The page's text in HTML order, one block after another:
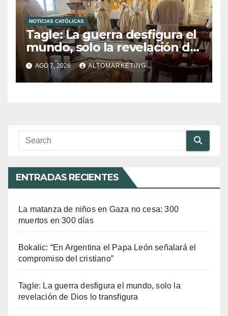
NOTICIAS CATÓLICAS
Tagle: La guerra desfigura el
mundo, solo la revelación de
Dios lo transfigura
AGO 7, 2026 ALTOMARKETING
ENTRADAS RECIENTES
La matanza de niños en Gaza no cesa: 300
muertos en 300 días
Bokalic: “En Argentina el Papa León señalará el
compromiso del cristiano”
Tagle: La guerra desfigura el mundo, solo la
revelación de Dios lo transfigura